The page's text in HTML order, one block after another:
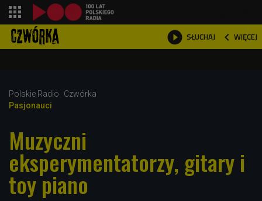
 SŁUCHAJ  WIĘCEJ

Polskie Radio
Czwórka
Pasjonauci
Muzyczni
eksperymentatorzy, gitary i
toy piano